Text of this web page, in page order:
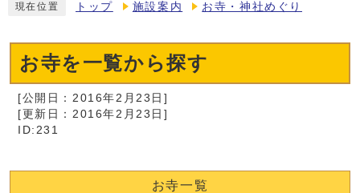
現在位置 トップ 施設案内 お寺・神社めぐり
お寺を一覧から探す
[公開日：2016年2月23日]
[更新日：2016年2月23日]
ID:231
お寺一覧